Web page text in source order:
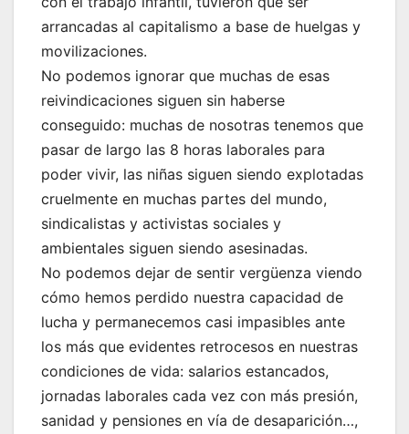
arrancadas al capitalismo a base de huelgas y
movilizaciones.
No podemos ignorar que muchas de esas
reivindicaciones siguen sin haberse
conseguido: muchas de nosotras tenemos que
pasar de largo las 8 horas laborales para
poder vivir, las niñas siguen siendo explotadas
cruelmente en muchas partes del mundo,
sindicalistas y activistas sociales y
ambientales siguen siendo asesinadas.
No podemos dejar de sentir vergüenza viendo
cómo hemos perdido nuestra capacidad de
lucha y permanecemos casi impasibles ante
los más que evidentes retrocesos en nuestras
condiciones de vida: salarios estancados,
jornadas laborales cada vez con más presión,
sanidad y pensiones en vía de desaparición…,